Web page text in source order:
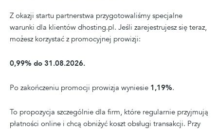
Z okazji startu partnerstwa przygotowaliśmy specjalne
warunki dla klientów dhosting.pl. Jeśli zarejestrujesz się teraz,
możesz korzystać z promocyjnej prowizji:
0,99% do 31.08.2026.
Po zakończeniu promocji prowizja wyniesie 1,19%.
To propozycja szczególnie dla firm, które regularnie przyjmują
płatności online i chcą obniżyć koszt obsługi transakcji. Przy